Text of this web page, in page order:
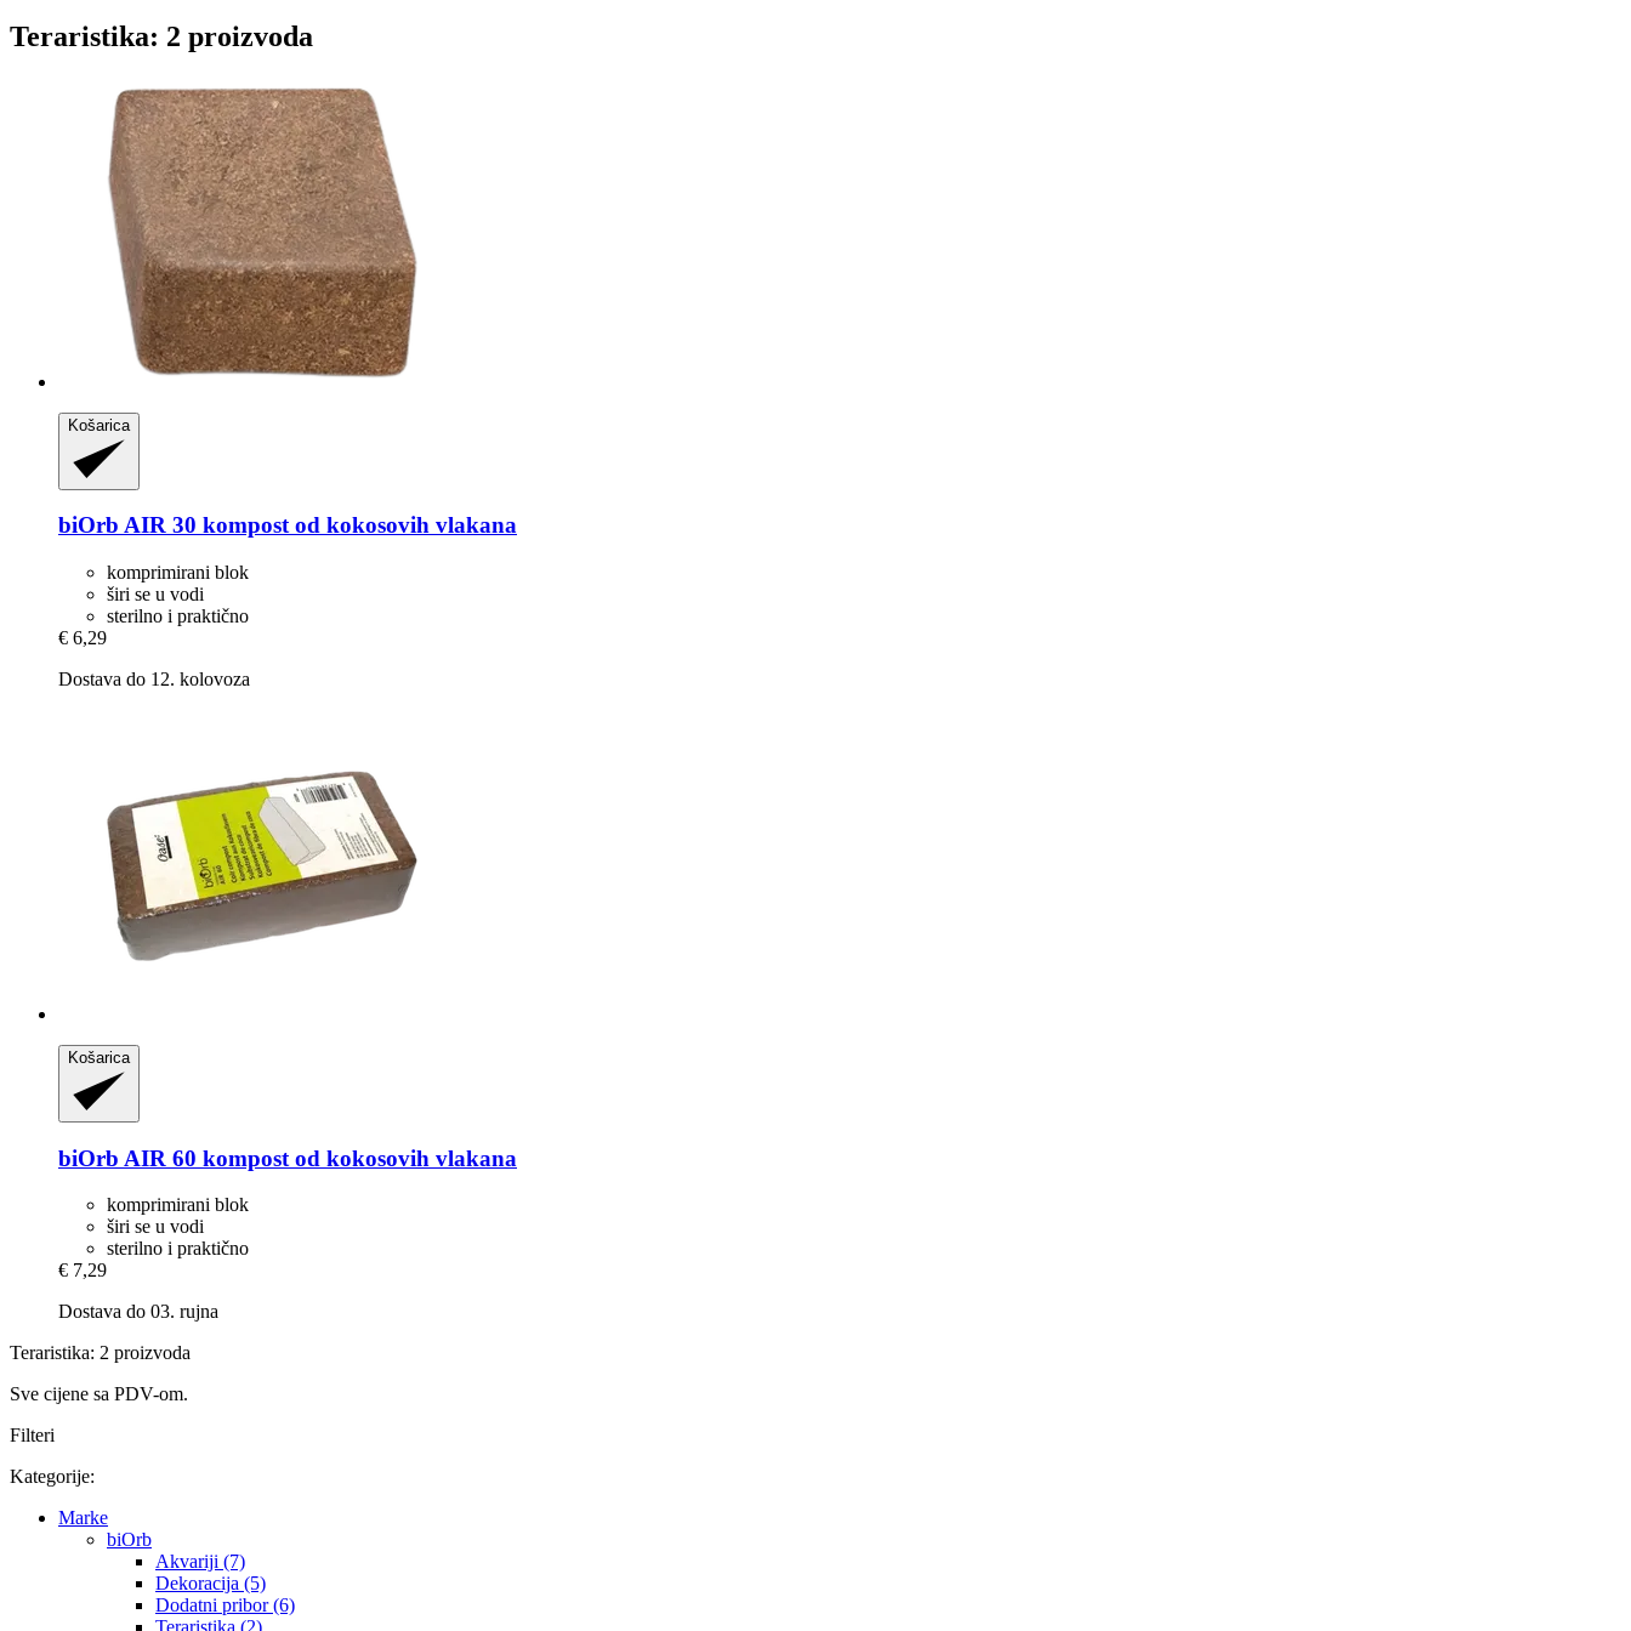
Teraristika: 2 proizvoda
Košarica
biOrb AIR 30 kompost od kokosovih vlakana
komprimirani blok
širi se u vodi
sterilno i praktično
€ 6,29
Dostava do 12. kolovoza
Košarica
biOrb AIR 60 kompost od kokosovih vlakana
komprimirani blok
širi se u vodi
sterilno i praktično
€ 7,29
Dostava do 03. rujna
Teraristika: 2 proizvoda
Sve cijene sa PDV-om.
Filteri
Kategorije:
Marke
biOrb
Akvariji (7)
Dekoracija (5)
Dodatni pribor (6)